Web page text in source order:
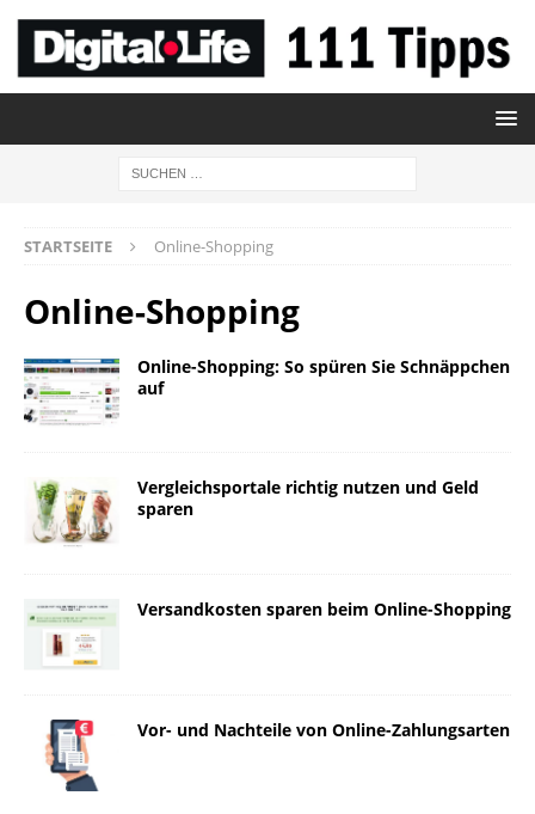
STARTSEITE Online-Shopping
Online-Shopping
Online-Shopping: So spüren Sie Schnäppchen
auf
Vergleichsportale richtig nutzen und Geld
sparen
Versandkosten sparen beim Online-Shopping
Vor- und Nachteile von Online-Zahlungsarten